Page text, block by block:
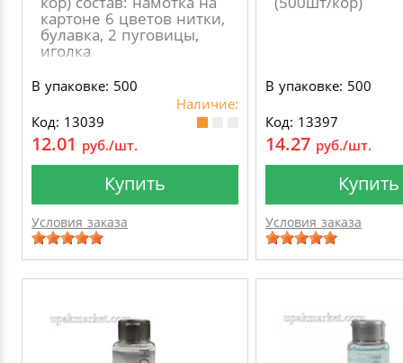
картоне 6 цветов нитки,
булавка, 2 пуговицы,
иголка
В упаковке: 500
Наличие:
Код: 13039
12.01 руб./шт.
Купить
Условия заказа
В упаковке: 500
Код: 13397
14.27 руб./шт.
Купить
Условия заказа